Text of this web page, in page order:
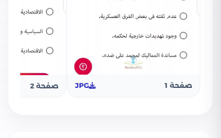
صفحة 1 JPG صفحة 2